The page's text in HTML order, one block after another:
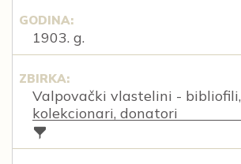
GODINA:
1903. g.
ZBIRKA:
Valpovački vlastelini - bibliofili,
kolekcionari, donatori